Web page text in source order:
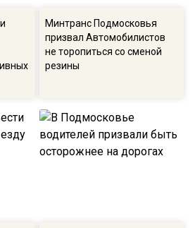
Минтранс Подмосковья
призвал Автомобилистов
не торопиться со сменой
резины